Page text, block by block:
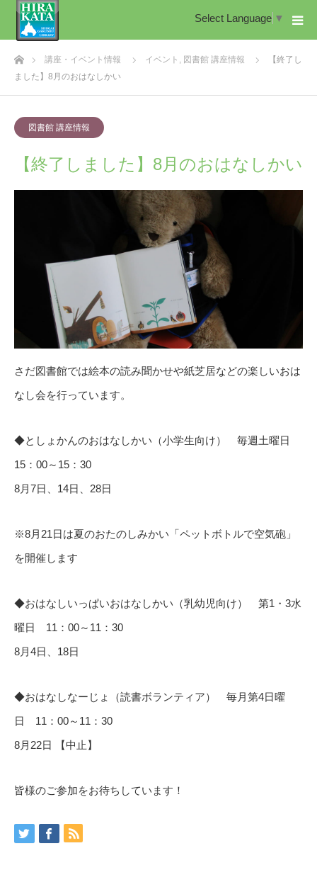
Select Language ▼
ホーム講座・イベント情報 イベント , 図書館 講座情報
【終了し
ました】8月のおはなしかい
図書館 講座情報
【終了しました】8月のおはなしかい
さだ図書館では絵本の読み聞かせや紙芝居などの楽しいおは
なし会を行っています。
◆としょかんのおはなしかい（小学生向け） 毎週土曜日
15：00～15：30
8月7日、14日、28日
※8月21日は夏のおたのしみかい「ペットボトルで空気砲」
を開催します
◆おはなしいっぱいおはなしかい（乳幼児向け） 第1・3水
曜日 11：00～11：30
8月4日、18日
◆おはなしなーじょ（読書ボランティア） 毎月第4日曜
日 11：00～11：30
8月22日 【中止】
皆様のご参加をお待ちしています！